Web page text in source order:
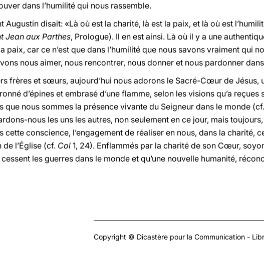
dans l’humilité qui nous rassemble.
Augustin disait: «Là où est la charité, là est la paix, et là où est
Jean aux Parthes, Prologue). Il en est ainsi. Là où il y a une
paix, car ce n’est que dans l’humilité que nous savons vraiment qui
nous aimer, nous rencontrer, nous donner et nous pardonner
frères et sœurs, aujourd’hui nous adorons le Sacré-Cœur de
d’épines et embrasé d’une flamme, selon les visions qu’a
que nous sommes la présence vivante du Seigneur dans le monde (cf.
nous les uns les autres, non seulement en ce jour, mais
cette conscience, l’engagement de réaliser en nous, dans la charité,
de l’Église (cf. Col 1, 24). Enflammés par la charité de son Cœur,
les guerres dans le monde et qu’une nouvelle humanité,
Copyright © Dicastère pour la Communication -